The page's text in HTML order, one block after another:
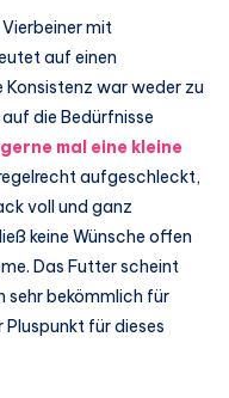
mit
auf einen
Konsistenz war weder zu
die Bedürfnisse
mal eine kleine
aufgeschleckt,
voll und ganz
keine Wünsche offen
Das Futter scheint
sehr bekömmlich für
Pluspunkt für dieses